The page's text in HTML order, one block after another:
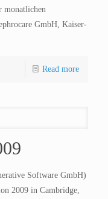
monatlichen
GmbH, Kaiser-
Read more
Software GmbH)
2009 in Cambridge,